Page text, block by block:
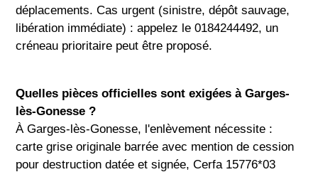
déplacements. Cas urgent (sinistre, dépôt sauvage,
libération immédiate) : appelez le 0184244492, un
créneau prioritaire peut être proposé.
Quelles pièces officielles sont exigées à Garges-
lès-Gonesse ?
À Garges-lès-Gonesse, l'enlèvement nécessite :
carte grise originale barrée avec mention de cession
pour destruction datée et signée, Cerfa 15776*03